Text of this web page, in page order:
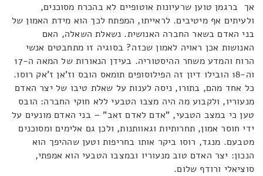
אך ברגמן טוען שרעיונות אוטופיים לא בהכרח מסוכנים,
ולעיתים אף מיטיבים. לראייתו, המפתח לכך הוא מידת האמון של
בני האדם בשאר החברה האנושית. נשאלת השאלה, האם
האנושות אכן ראויה לאמון שכזה? בסוגיה זו מתחבטים אנשי
הרוח והמדע משחר ההיסטוריה. בעידן הנאורות של המאה ה-17
וה-18 הובילו דיון זה הפילוסופים תומאס הובס וז'אן ז'אק רוסו.
כל אחד מהם, בתורו, ניסה לענות על שאלת טיבו של יצר האדם
מנעוריו, ולקבוע מה היה מצבו הטבעי ללא חוקי החברה: הובס
טען כי במצב הטבעי, "אדם לאדם זאב" – בני האדם מונעים על
ידי חוסר אמון, תחרותיות וגאוותנות, ולכן גם אלימים ומסוכנים
מטבעם. מנגד, רוסו ביקר אותו בחריפות וטען שההיפך הוא
הנכון: יצר האדם טוב מנעוריו ובמצבו הטבעי הוא אמפתי,
סוציאלי ורודף שלום.